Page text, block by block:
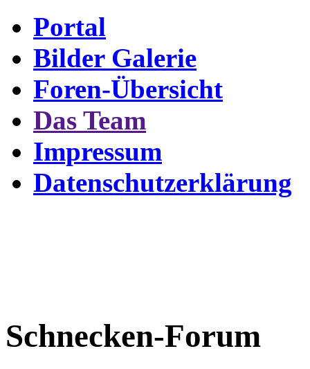
Portal
Bilder Galerie
Foren-Übersicht
Das Team
Impressum
Datenschutzerklärung
Schnecken-Forum